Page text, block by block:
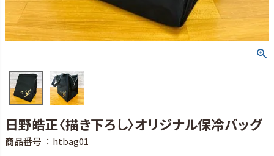
日野皓正〈描き下ろし〉オリジナル保冷バッグ
商品番号 htbag01